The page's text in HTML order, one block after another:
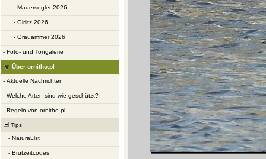
- Mauersegler 2026
- Girlitz 2026
- Grauammer 2026
- Foto- und Tongalerie
Über ornitho.pl
- Aktuelle Nachrichten
- Welche Arten sind wie geschützt?
- Regeln von ornitho.pl
Tips
- NaturaList
- Brutzeitcodes